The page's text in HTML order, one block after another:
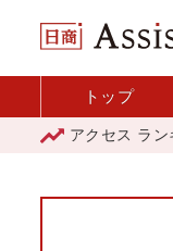
トップ
アクセス ラン
「青森市プレミアム